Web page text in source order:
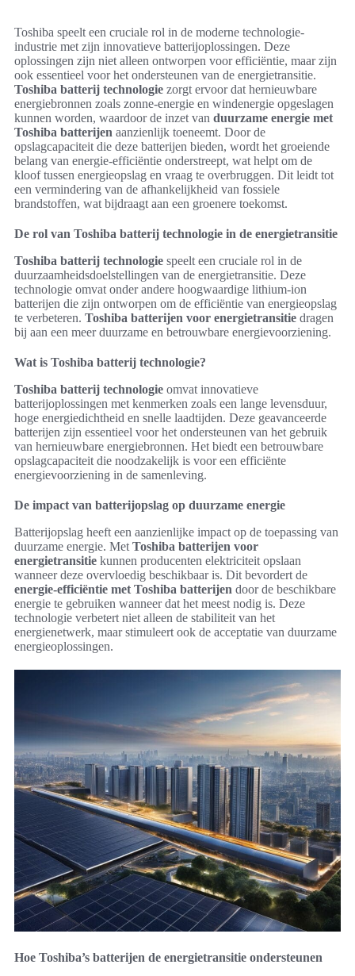
Toshiba speelt een cruciale rol in de moderne technologie-
industrie met zijn innovatieve batterijoplossingen. Deze
oplossingen zijn niet alleen ontworpen voor efficiëntie, maar zijn
ook essentieel voor het ondersteunen van de energietransitie.
Toshiba batterij technologie zorgt ervoor dat hernieuwbare
energiebronnen zoals zonne-energie en windenergie opgeslagen
kunnen worden, waardoor de inzet van duurzame energie met
Toshiba batterijen aanzienlijk toeneemt. Door de
opslagcapaciteit die deze batterijen bieden, wordt het groeiende
belang van energie-efficiëntie onderstreept, wat helpt om de
kloof tussen energieopslag en vraag te overbruggen. Dit leidt tot
een vermindering van de afhankelijkheid van fossiele
brandstoffen, wat bijdraagt aan een groenere toekomst.
De rol van Toshiba batterij technologie in de energietransitie
Toshiba batterij technologie speelt een cruciale rol in de
duurzaamheidsdoelstellingen van de energietransitie. Deze
technologie omvat onder andere hoogwaardige lithium-ion
batterijen die zijn ontworpen om de efficiëntie van energieopslag
te verbeteren. Toshiba batterijen voor energietransitie dragen
bij aan een meer duurzame en betrouwbare energievoorziening.
Wat is Toshiba batterij technologie?
Toshiba batterij technologie omvat innovatieve
batterijoplossingen met kenmerken zoals een lange levensduur,
hoge energiedichtheid en snelle laadtijden. Deze geavanceerde
batterijen zijn essentieel voor het ondersteunen van het gebruik
van hernieuwbare energiebronnen. Het biedt een betrouwbare
opslagcapaciteit die noodzakelijk is voor een efficiënte
energievoorziening in de samenleving.
De impact van batterijopslag op duurzame energie
Batterijopslag heeft een aanzienlijke impact op de toepassing van
duurzame energie. Met Toshiba batterijen voor
energietransitie kunnen producenten elektriciteit opslaan
wanneer deze overvloedig beschikbaar is. Dit bevordert de
energie-efficiëntie met Toshiba batterijen door de beschikbare
energie te gebruiken wanneer dat het meest nodig is. Deze
technologie verbetert niet alleen de stabiliteit van het
energienetwerk, maar stimuleert ook de acceptatie van duurzame
energieoplossingen.
Hoe Toshiba’s batterijen de energietransitie ondersteunen